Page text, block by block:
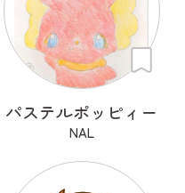
パステルポッピィー
NAL